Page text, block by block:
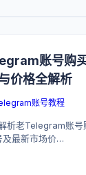
账号购
价格全解析
账号教程
析老Telegram账号
及最新市场价…